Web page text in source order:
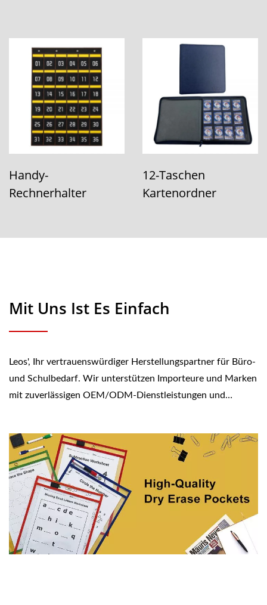
Handy-
Rechnerhalter
12-Taschen
Kartenordner
Mit Uns Ist Es Einfach
Leos', Ihr vertrauenswürdiger Herstellungspartner für Büro-
und Schulbedarf. Wir unterstützen Importeure und Marken
mit zuverlässigen OEM/ODM-Dienstleistungen und